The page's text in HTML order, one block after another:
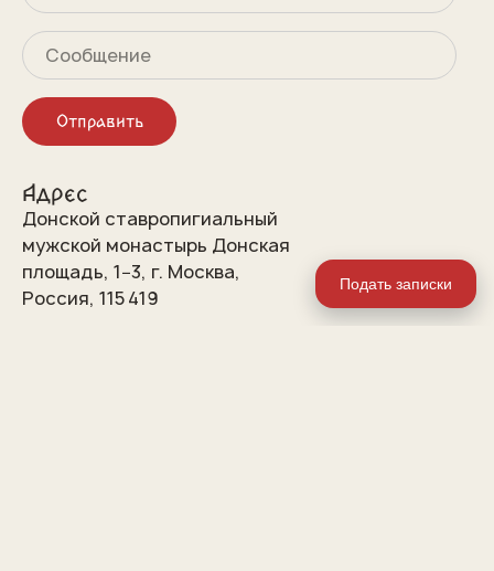
Адрес
Донской ставропигиальный
мужской монастырь Донская
площадь, 1−3, г. Москва,
Россия, 115 419
Отправить
Подать записки